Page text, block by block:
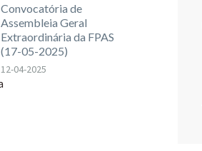
Convocatória de
Assembleia Geral
Extraordinária da FPAS
(17-05-2025)
12-04-2025